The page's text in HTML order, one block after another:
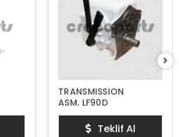
TRANSMISSION
ASM, LF90D
Teklif Al